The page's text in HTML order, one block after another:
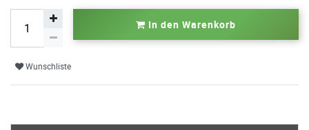
In den Warenkorb
Wunschliste